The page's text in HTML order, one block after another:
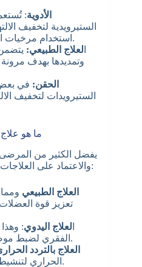
الأدوية:
الستيرويدية لتخفيف
استخدام مرخيات العضلات ومسكنات الألم.
لعلاج الطبيعي:
وتمديدها بهدف
الحقن: في
الستيرويدات لتخفيف
ما هو
يفضل الكثير من المرضى
والاعتماد على العلاجات غير الجراحية، والتي تتمثل في:
العلاج الطبيعي
تعزيز قوة
لعلاج اليدوي:
الفقري لضبط موضع الفقرات عند الانسان.
العلاج بالتردد
الحراري لتنشيط الأعصاب وتخفيف الألم.